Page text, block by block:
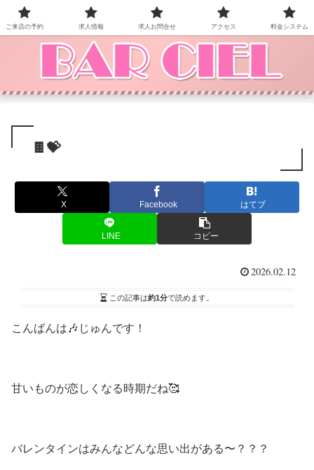
BAR CIEL！ご来店お待ちしています。
🍫💝
X Facebook はてブ
LINE コピー
2026.02.12
この記事は約1分で読めます。
こんばんは🎶じゅんです！
甘いものが恋しくなる時期だね🥰
バレンタインはみんなどんな思い出がある〜？？？
ご来店の予約 求人情報 求人お問合せ アクセス 料金システム